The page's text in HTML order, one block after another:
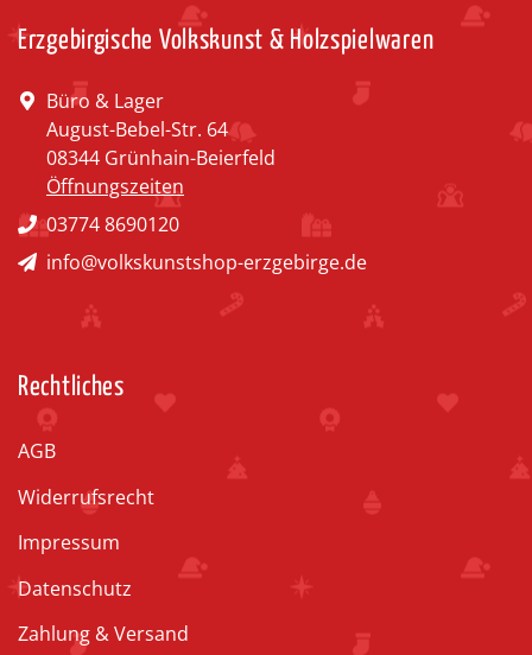
Erzgebirgische Volkskunst & Holzspielwaren
Büro & Lager
August-Bebel-Str. 64
08344 Grünhain-Beierfeld
Öffnungszeiten
03774 8690120
info@volkskunstshop-erzgebirge.de
Rechtliches
AGB
Widerrufsrecht
Impressum
Datenschutz
Zahlung & Versand